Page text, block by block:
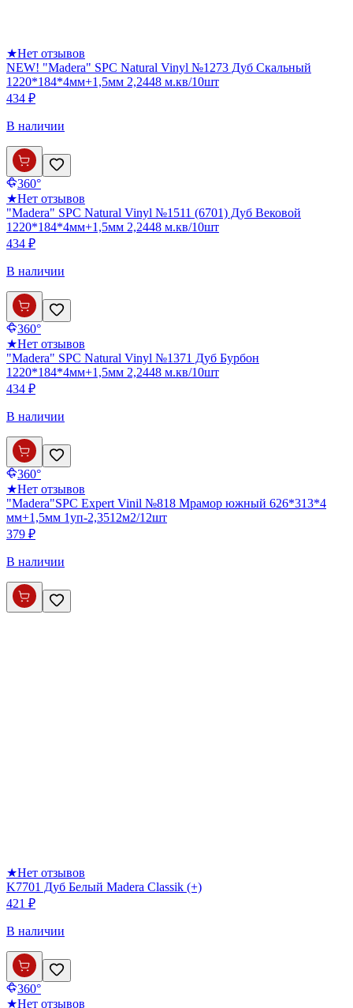
★Нет отзывов
NEW! "Madera" SPC Natural Vinyl №1273 Дуб Скальный
1220*184*4мм+1,5мм 2,2448 м.кв/10шт
434 ₽
В наличии
360°
★Нет отзывов
"Madera" SPC Natural Vinyl №1511 (6701) Дуб Вековой
1220*184*4мм+1,5мм 2,2448 м.кв/10шт
434 ₽
В наличии
360°
★Нет отзывов
"Madera" SPC Natural Vinyl №1371 Дуб Бурбон
1220*184*4мм+1,5мм 2,2448 м.кв/10шт
434 ₽
В наличии
360°
★Нет отзывов
"Madera"SPC Expert Vinil №818 Мрамор южный 626*313*4
мм+1,5мм 1уп-2,3512м2/12шт
379 ₽
В наличии
★Нет отзывов
K7701 Дуб Белый Madera Classik (+)
421 ₽
В наличии
360°
★Нет отзывов